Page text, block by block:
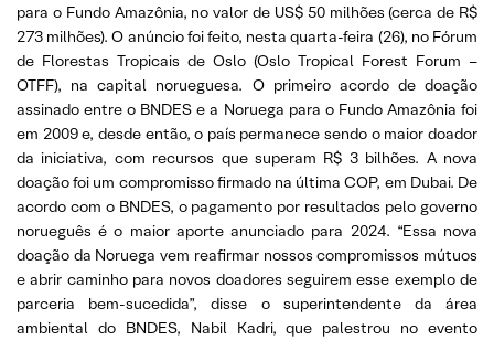
para o Fundo Amazônia, no valor de US$ 50 milhões (cerca de R$
273 milhões). O anúncio foi feito, nesta quarta-feira (26), no Fórum
de Florestas Tropicais de Oslo (Oslo Tropical Forest Forum –
OTFF), na capital norueguesa. O primeiro acordo de doação
assinado entre o BNDES e a Noruega para o Fundo Amazônia foi
em 2009 e, desde então, o país permanece sendo o maior doador
da iniciativa, com recursos que superam R$ 3 bilhões. A nova
doação foi um compromisso firmado na última COP, em Dubai. De
acordo com o BNDES, o pagamento por resultados pelo governo
norueguês é o maior aporte anunciado para 2024. “Essa nova
doação da Noruega vem reafirmar nossos compromissos mútuos
e abrir caminho para novos doadores seguirem esse exemplo de
parceria bem-sucedida”, disse o superintendente da área
ambiental do BNDES, Nabil Kadri, que palestrou no evento